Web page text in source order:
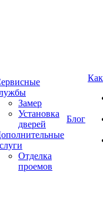
Замер
Установка
дверей
Отделка
проемов
Блог